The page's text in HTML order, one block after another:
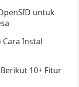
untuk
Instal
10+ Fitur